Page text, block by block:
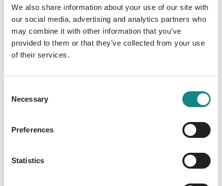
We also share information about your use of our site with
our social media, advertising and analytics partners who
may combine it with other information that you’ve
provided to them or that they’ve collected from your use
of their services.
Selection
Necessary
Preferences
Statistics
lediglich eines fehlt, um die Welt zu
zerstören: Julianas Blut. Nun soll
ausgerechnet Rune ihr nicht mehr von der
Seite weichen, dabei dürstet es ihm nach
weit mehr als ihrer Seele. Er möchte ihr Herz